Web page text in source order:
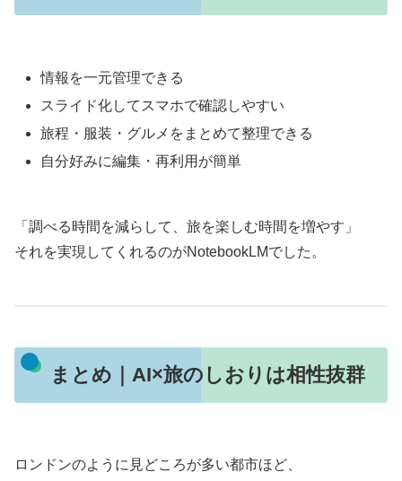
情報を一元管理できる
スライド化してスマホで確認しやすい
旅程・服装・グルメをまとめて整理できる
自分好みに編集・再利用が簡単
「調べる時間を減らして、旅を楽しむ時間を増やす」
それを実現してくれるのがNotebookLMでした。
まとめ｜AI×旅のしおりは相性抜群
ロンドンのように見どころが多い都市ほど、